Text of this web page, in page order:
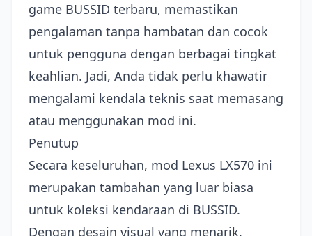
game BUSSID terbaru, memastikan
pengalaman tanpa hambatan dan cocok
untuk pengguna dengan berbagai tingkat
keahlian. Jadi, Anda tidak perlu khawatir
mengalami kendala teknis saat memasang
atau menggunakan mod ini.
Penutup
Secara keseluruhan, mod Lexus LX570 ini
merupakan tambahan yang luar biasa
untuk koleksi kendaraan di BUSSID.
Dengan desain visual yang menarik,